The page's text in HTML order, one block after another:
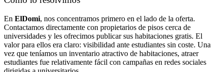
En ElDomi, nos concentramos primero en el lado de la oferta.
Contactamos directamente con propietarios de pisos cerca de
universidades y les ofrecimos publicar sus habitaciones gratis. El
valor para ellos era claro: visibilidad ante estudiantes sin coste. Una
vez que teníamos un inventario atractivo de habitaciones, atraer
estudiantes fue relativamente fácil con campañas en redes sociales